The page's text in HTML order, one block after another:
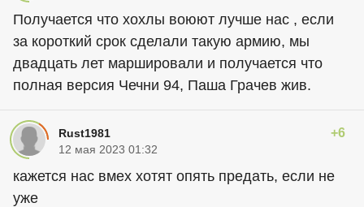
Получается что хохлы воюют лучше нас , если
за короткий срок сделали такую армию, мы
двадцать лет маршировали и получается что
полная версия Чечни 94, Паша Грачев жив.
Rust1981 +6
12 мая 2023 01:32
кажется нас вмех хотят опять предать, если не
уже